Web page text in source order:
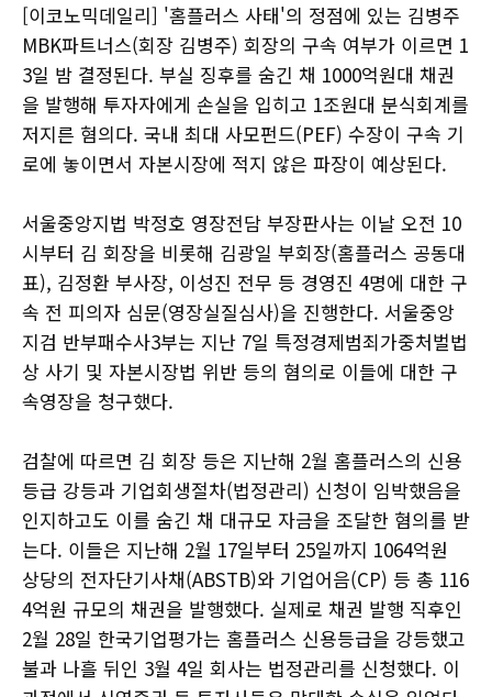
[이코노믹데일리] '홈플러스 사태'의 정점에 있는 김병주
MBK파트너스(회장 김병주) 회장의 구속 여부가 이르면 1
3일 밤 결정된다. 부실 징후를 숨긴 채 1000억원대 채권
을 발행해 투자자에게 손실을 입히고 1조원대 분식회계를
저지른 혐의다. 국내 최대 사모펀드(PEF) 수장이 구속 기
로에 놓이면서 자본시장에 적지 않은 파장이 예상된다.
서울중앙지법 박정호 영장전담 부장판사는 이날 오전 10
시부터 김 회장을 비롯해 김광일 부회장(홈플러스 공동대
표), 김정환 부사장, 이성진 전무 등 경영진 4명에 대한 구
속 전 피의자 심문(영장실질심사)을 진행한다. 서울중앙
지검 반부패수사3부는 지난 7일 특정경제범죄가중처벌법
상 사기 및 자본시장법 위반 등의 혐의로 이들에 대한 구
속영장을 청구했다.
검찰에 따르면 김 회장 등은 지난해 2월 홈플러스의 신용
등급 강등과 기업회생절차(법정관리) 신청이 임박했음을
인지하고도 이를 숨긴 채 대규모 자금을 조달한 혐의를 받
는다. 이들은 지난해 2월 17일부터 25일까지 1064억원
상당의 전자단기사채(ABSTB)와 기업어음(CP) 등 총 116
4억원 규모의 채권을 발행했다. 실제로 채권 발행 직후인
2월 28일 한국기업평가는 홈플러스 신용등급을 강등했고
불과 나흘 뒤인 3월 4일 회사는 법정관리를 신청했다. 이